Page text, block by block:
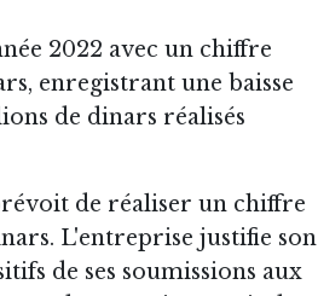
2022 avec un chiffre
enregistrant une baisse
de dinars réalisés
de réaliser un chiffre
L'entreprise justifie son
de ses soumissions aux